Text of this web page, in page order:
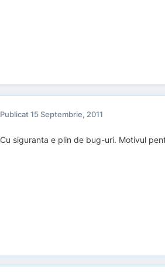
Publicat15 Septembrie, 2011
Cu siguranta e plin de bug-uri. Motivul